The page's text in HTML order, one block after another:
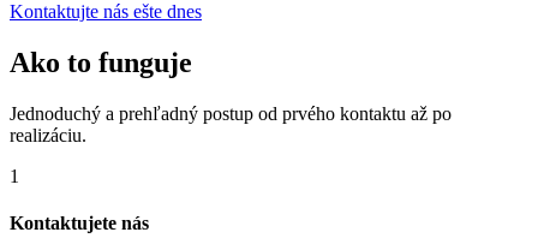
Kontaktujte nás ešte dnes
Ako to funguje
Jednoduchý a prehľadný postup od prvého kontaktu až po
realizáciu.
1
Kontaktujete nás